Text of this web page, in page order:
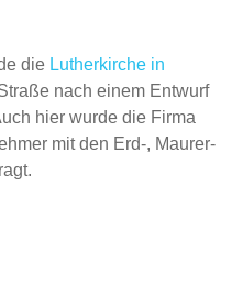
die Lutherkirche in
nach einem Entwurf
hier wurde die Firma
mit den Erd-, Maurer-